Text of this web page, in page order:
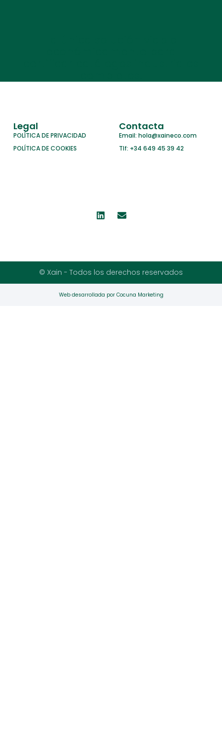
Legal
POLÍTICA DE PRIVACIDAD
POLÍTICA DE COOKIES
Contacta
Email: hola@xaineco.com
Tlf: +34 649 45 39 42
© Xain - Todos los derechos reservados
Web desarrollada por Cocuna Marketing